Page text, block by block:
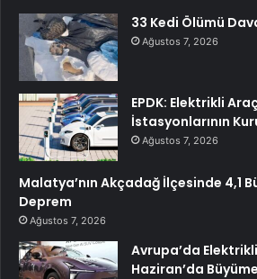
33 Kedi Ölümü
Ağustos 7, 2026
EPDK: Elektrikli
İstasyonlarının
Ağustos 7, 2026
Malatya’nın Akçadağ İlçesinde 4,1
Deprem
Ağustos 7, 2026
Avrupa’da
Haziran’da